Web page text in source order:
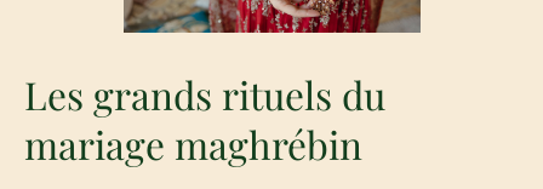
Les grands rituels du
mariage maghrébin